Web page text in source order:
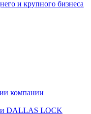
и крупного бизнеса
компании
DALLAS LOCK